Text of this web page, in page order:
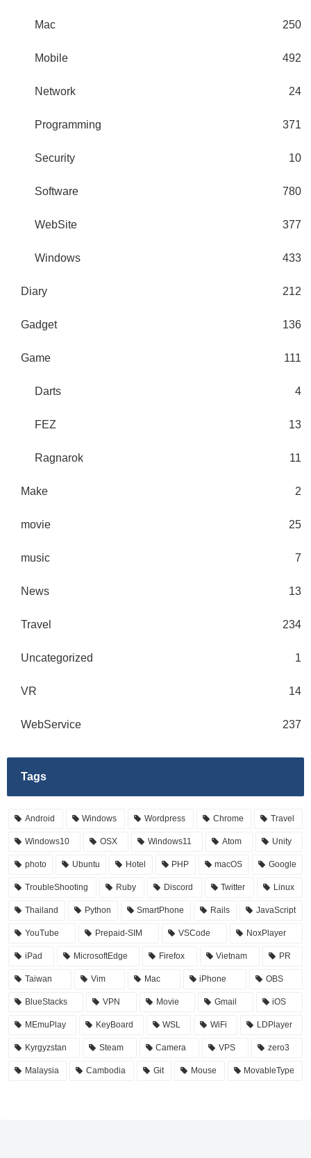
Mac 250
Mobile 492
Network 24
Programming 371
Security 10
Software 780
WebSite 377
Windows 433
Diary 212
Gadget 136
Game 111
Darts 4
FEZ 13
Ragnarok 11
Make 2
movie 25
music 7
News 13
Travel 234
Uncategorized 1
VR 14
WebService 237
Tags
Android Windows Wordpress Chrome Travel
Windows10 OSX Windows11 Atom Unity
photo Ubuntu Hotel PHP macOS Google
TroubleShooting Ruby Discord Twitter Linux
Thailand Python SmartPhone Rails JavaScript
YouTube Prepaid-SIM VSCode NoxPlayer
iPad MicrosoftEdge Firefox Vietnam PR
Taiwan Vim Mac iPhone OBS
BlueStacks VPN Movie Gmail iOS
MEmuPlay KeyBoard WSL WiFi LDPlayer
Kyrgyzstan Steam Camera VPS zero3
Malaysia Cambodia Git Mouse MovableType